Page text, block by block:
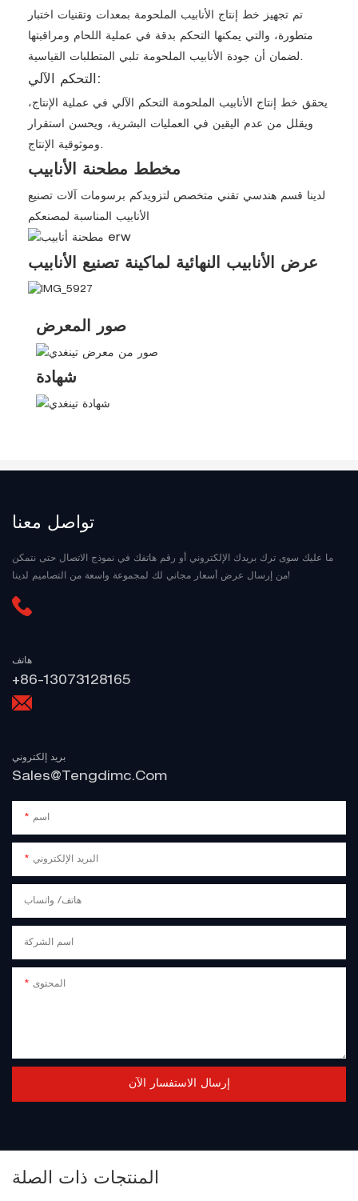
تم تجهيز خط إنتاج الأنابيب الملحومة بمعدات وتقنيات اختبار
متطورة، والتي يمكنها التحكم بدقة في عملية اللحام ومراقبتها
لضمان أن جودة الأنابيب الملحومة تلبي المتطلبات القياسية.
التحكم الآلي:
يحقق خط إنتاج الأنابيب الملحومة التحكم الآلي في عملية الإنتاج،
ويقلل من عدم اليقين في العمليات البشرية، ويحسن استقرار
وموثوقية الإنتاج.
مخطط مطحنة الأنابيب
لدينا قسم هندسي تقني متخصص لتزويدكم برسومات آلات تصنيع
الأنابيب المناسبة لمصنعكم
عرض الأنابيب النهائية لماكينة تصنيع الأنابيب
صور المعرض
شهادة
تواصل معنا
ما عليك سوى ترك بريدك الإلكتروني أو رقم هاتفك في نموذج الاتصال حتى نتمكن
من إرسال عرض أسعار مجاني لك لمجموعة واسعة من التصاميم لدينا!
هاتف
+86-13073128165
بريد إلكتروني
Sales@tengdimc.com
اسم
البريد الإلكتروني
هاتف/ واتساب
اسم الشركة
المحتوى
إرسال الاستفسار الآن
المنتجات ذات الصلة